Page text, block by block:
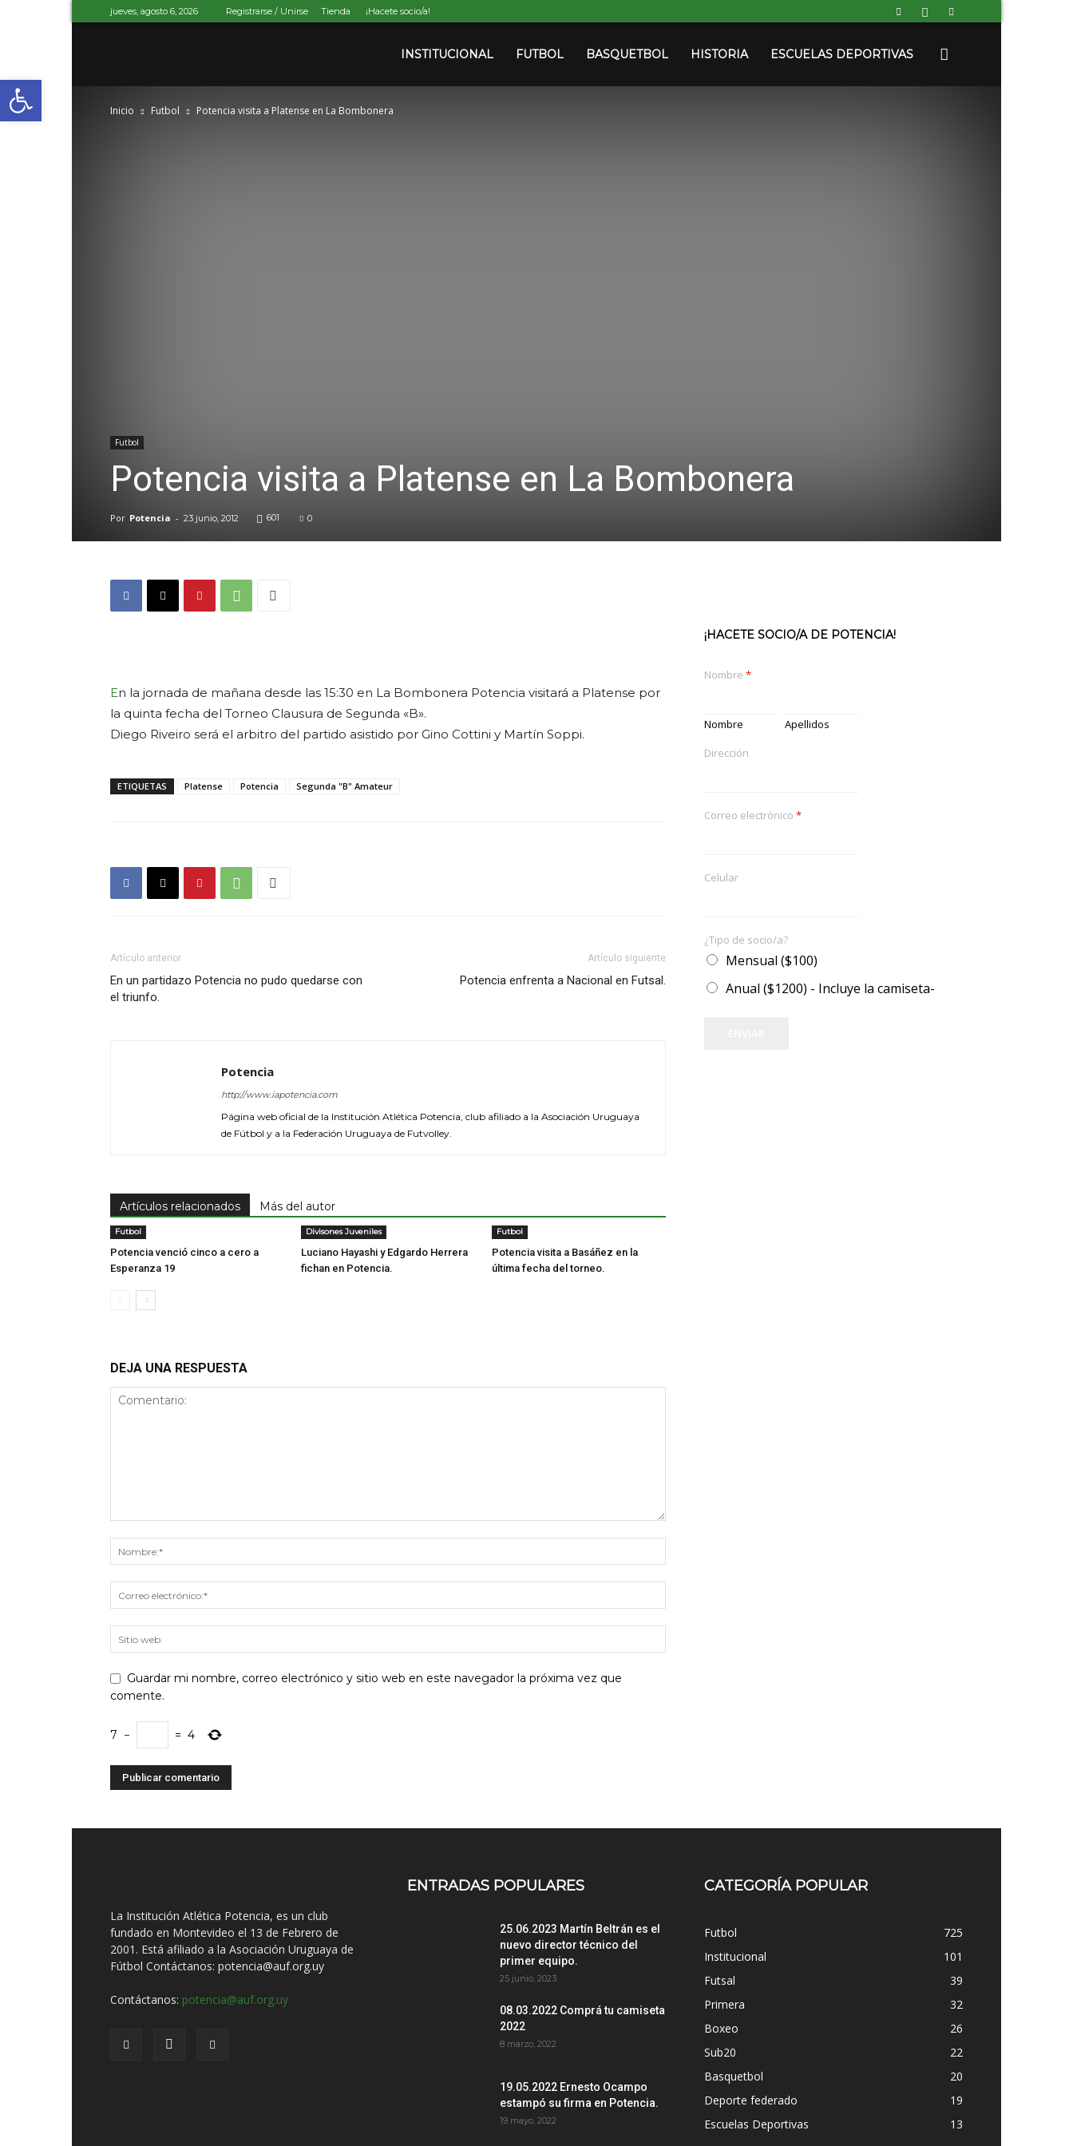
Abrir barra de herramientas
jueves, agosto 6, 2026 Registrarse / Unirse Tienda ¡Hacete socio/a!
Potencia
INSTITUCIONAL FUTBOL BASQUETBOL HISTORIA ESCUELAS DEPORTIVAS
Inicio Futbol Potencia visita a Platense en La Bombonera
Futbol
Potencia visita a Platense en La Bombonera
Por Potencia - 23 junio, 2012 601 0
En la jornada de mañana desde las 15:30 en La Bombonera Potencia visitará a Platense por
la quinta fecha del Torneo Clausura de Segunda «B».
Diego Riveiro será el arbitro del partido asistido por Gino Cottini y Martín Soppi.
ETIQUETAS Platense Potencia Segunda "B" Amateur
Artículo anterior
En un partidazo Potencia no pudo quedarse con
el triunfo.
Artículo siguiente
Potencia enfrenta a Nacional en Futsal.
Potencia
http://www.iapotencia.com
Página web oficial de la Institución Atlética Potencia, club afiliado a la Asociación Uruguaya
de Fútbol y a la Federación Uruguaya de Futvolley.
Artículos relacionados Más del autor
Futbol
Potencia venció cinco a cero a
Esperanza 19
Divisones Juveniles
Luciano Hayashi y Edgardo Herrera
fichan en Potencia.
Futbol
Potencia visita a Basáñez en la
última fecha del torneo.
DEJA UNA RESPUESTA
Guardar mi nombre, correo electrónico y sitio web en este navegador la próxima vez que
comente.
7 − = 4
¡HACETE SOCIO/A DE POTENCIA!
Nombre *
Nombre
Apellidos
Dirección
Correo electrónico *
Celular
¿Tipo de socio/a?
Mensual ($100)
Anual ($1200) - Incluye la camiseta-
La Institución Atlética Potencia, es un club
fundado en Montevideo el 13 de Febrero de
2001. Está afiliado a la Asociación Uruguaya de
Fútbol Contáctanos: potencia@auf.org.uy
Contáctanos: potencia@auf.org.uy
ENTRADAS POPULARES
25.06.2023 Martín Beltrán es el
nuevo director técnico del
primer equipo.
25 junio, 2023
08.03.2022 Comprá tu camiseta
2022
8 marzo, 2022
19.05.2022 Ernesto Ocampo
estampó su firma en Potencia.
19 mayo, 2022
CATEGORÍA POPULAR
Futbol
725
Institucional
101
Futsal
39
Primera
32
Boxeo
26
Sub20
22
Basquetbol
20
Deporte federado
19
Escuelas Deportivas
13